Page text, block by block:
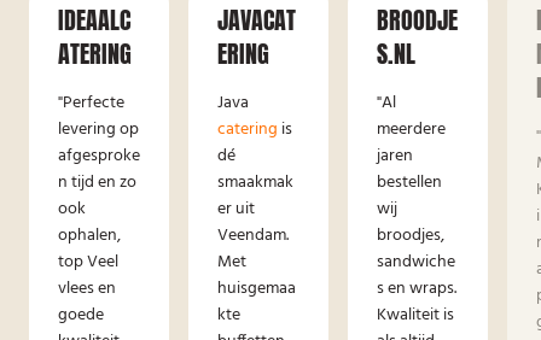
IDEAALC
ATERING
"Perfecte
levering op
afgesproke
n tijd en zo
ook
ophalen,
top Veel
vlees en
goede
JAVACAT
ERING
Java
catering is
dé
smaakmak
er uit
Veendam.
Met
huisgemaa
kte
BROODJE
S.NL
"Al
meerdere
jaren
bestellen
wij
broodjes,
sandwiche
s en wraps.
Kwaliteit is